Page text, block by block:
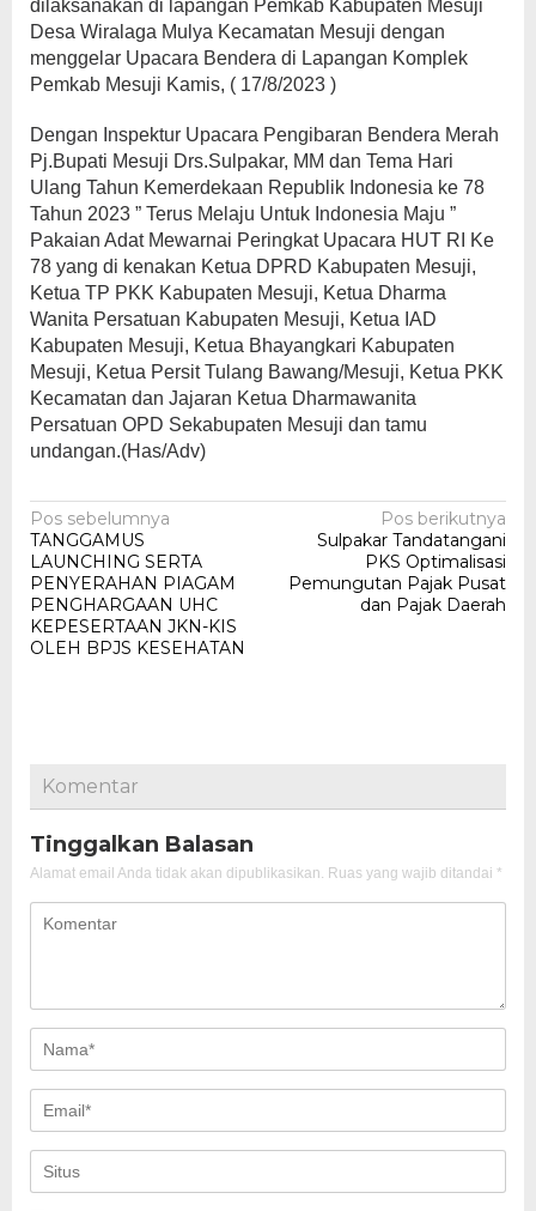
dilaksanakan di lapangan Pemkab Kabupaten Mesuji
Desa Wiralaga Mulya Kecamatan Mesuji dengan
menggelar Upacara Bendera di Lapangan Komplek
Pemkab Mesuji Kamis, ( 17/8/2023 )
Dengan Inspektur Upacara Pengibaran Bendera Merah
Pj.Bupati Mesuji Drs.Sulpakar, MM dan Tema Hari
Ulang Tahun Kemerdekaan Republik Indonesia ke 78
Tahun 2023 ” Terus Melaju Untuk Indonesia Maju ”
Pakaian Adat Mewarnai Peringkat Upacara HUT RI Ke
78 yang di kenakan Ketua DPRD Kabupaten Mesuji,
Ketua TP PKK Kabupaten Mesuji, Ketua Dharma
Wanita Persatuan Kabupaten Mesuji, Ketua IAD
Kabupaten Mesuji, Ketua Bhayangkari Kabupaten
Mesuji, Ketua Persit Tulang Bawang/Mesuji, Ketua PKK
Kecamatan dan Jajaran Ketua Dharmawanita
Persatuan OPD Sekabupaten Mesuji dan tamu
undangan.(Has/Adv)
Navigasi
pos
Pos sebelumnya
TANGGAMUS
LAUNCHING SERTA
PENYERAHAN PIAGAM
PENGHARGAAN UHC
KEPESERTAAN JKN-KIS
OLEH BPJS KESEHATAN
Pos berikutnya
Sulpakar Tandatangani
PKS Optimalisasi
Pemungutan Pajak Pusat
dan Pajak Daerah
Komentar
Tinggalkan Balasan
Alamat email Anda tidak akan dipublikasikan. Ruas yang wajib ditandai *